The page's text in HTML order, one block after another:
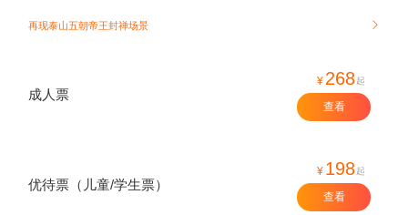
再现泰山五朝帝王封禅场景 
成人票
¥ 268起
查看
优待票（儿童/学生票）
¥ 198起
查看